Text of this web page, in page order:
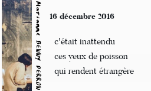
Marianne BENNY PERRON 16 décembre 2016
c'était inattendu
ces yeux de poisson
qui rendent étrangère